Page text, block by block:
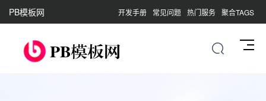
PB模板网 聚合TAGS
热门服务
常见问题
开发手册